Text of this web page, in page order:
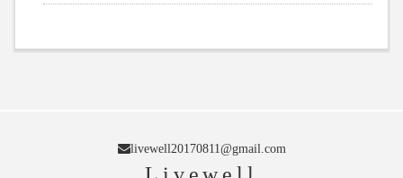
livewell20170811@gmail.com